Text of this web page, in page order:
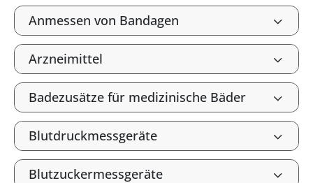
Anmessen von Bandagen
Arzneimittel
Badezusätze für medizinische Bäder
Blutdruckmessgeräte
Blutzuckermessgeräte